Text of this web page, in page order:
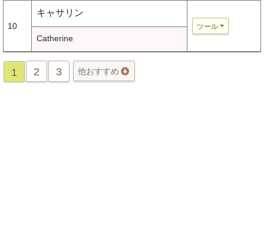
10
キャサリン
ツール
Catherine
1 2 3 他おすすめ